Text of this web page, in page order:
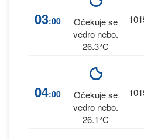
03:00
Očekuje se
vedro nebo.
26.3°C
04:00
Očekuje se
vedro nebo.
26.1°C